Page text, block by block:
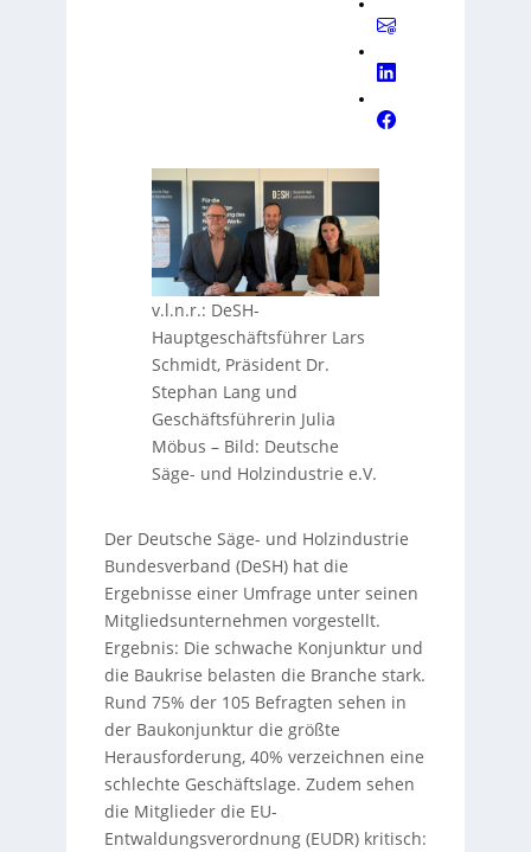
v.l.n.r.: DeSH-
Hauptgeschäftsführer Lars
Schmidt, Präsident Dr.
Stephan Lang und
Geschäftsführerin Julia
Möbus – Bild: Deutsche
Säge- und Holzindustrie e.V.
Der Deutsche Säge- und Holzindustrie
Bundesverband (DeSH) hat die
Ergebnisse einer Umfrage unter seinen
Mitgliedsunternehmen vorgestellt.
Ergebnis: Die schwache Konjunktur und
die Baukrise belasten die Branche stark.
Rund 75% der 105 Befragten sehen in
der Baukonjunktur die größte
Herausforderung, 40% verzeichnen eine
schlechte Geschäftslage. Zudem sehen
die Mitglieder die EU-
Entwaldungsverordnung (EUDR) kritisch: